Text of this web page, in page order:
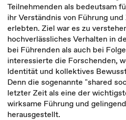
Teilnehmenden als bedeutsam
ihr Verständnis von Führung
erlebten. Ziel war es zu
hochverlässliches Verhalten in
bei Führenden als auch bei
interessierte die Forschenden,
Identität und kollektives
Denn die sogenannte "shared
letzter Zeit als eine der
wirksame Führung und
herausgestellt.